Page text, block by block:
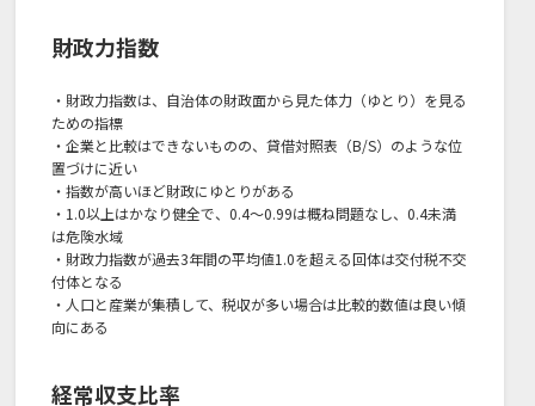
財政力指数
・財政力指数は、自治体の財政面から見た体力（ゆとり）を見る
ための指標
・企業と比較はできないものの、貸借対照表（B/S）のような位
置づけに近い
・指数が高いほど財政にゆとりがある
・1.0以上はかなり健全で、0.4～0.99は概ね問題なし、0.4未満
は危険水域
・財政力指数が過去3年間の平均値1.0を超える回体は交付税不交
付体となる
・人口と産業が集積して、税収が多い場合は比較的数値は良い傾
向にある
経常収支比率